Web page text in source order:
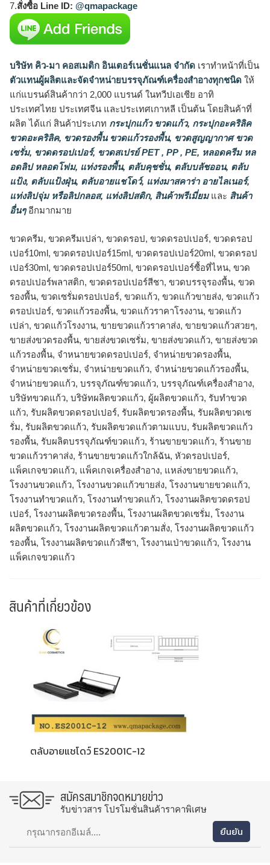
7.สั่งซื้อ Line ID: @qmapackage
บริษัท คิว-มา คอสเมติก อินเตอร์เนชั่นแนล จำกัด เราทำหน้าที่เป็น
ตัวแทนผู้ผลิตและจัดจำหน่ายบรรจุภัณฑ์เครื่องสำอางทุกชนิด ให้
แก่แบรนด์สินค้ากว่า 2,000 แบรนด์ ในทวีปเอเชีย อาทิ
ประเทศไทย ประเทศจีน และประเทศเกาหลี เป็นต้น โดยสินค้าที่
ผลิต ได้แก่ สินค้าประเภท กระปุกแก้ว ขวดแก้ว, กระปุกอะคริลิค
ขวดอะคริลิค, ขวดรองพื้น ขวดแก้วรองพื้น, ขวดสูญญากาศ ขวด
เซรั่ม, ขวดดรอปเปอร์, ขวดสเปรย์ PET , PP , PE, หลอดครีม หล
อดลิป หลอดโฟม, แท่งรองพื้น, ตลับคุชชั่น, ตลับบลัชออน, ตลับ
แป้ง, ตลับแป้งฝุ่น, ตลับอายแชโดว์, แท่งมาสคาร่า อายไลเนอร์,
แท่งลิปจุ่ม หรือลิปกลอส, แท่งลิปสติก, สินค้าพรีเมี่ยมและ สินค้า
อื่นๆอีกมากมาย
ขวดครีม, ขวดครีมเปล่า, ขวดดรอป, ขวดดรอปเปอร์, ขวดดรอป
เปอร์10ml, ขวดดรอปเปอร์15ml, ขวดดรอปเปอร์20ml, ขวดดรอป
เปอร์30ml, ขวดดรอปเปอร์50ml, ขวดดรอปเปอร์ซื้อที่ไหน, ขวด
ดรอปเปอร์พลาสติก, ขวดดรอปเปอร์สีชา, ขวดบรรจุรองพื้น, ขวด
รองพื้น, ขวดเซรั่มดรอปเปอร์, ขวดแก้ว, ขวดแก้วขายส่ง, ขวดแก้ว
ดรอปเปอร์, ขวดแก้วรองพื้น, ขวดแก้วราคาโรงงาน, ขวดแก้ว
เปล่า, ขวดแก้วโรงงาน, ขายขวดแก้วราคาส่ง, ขายขวดแก้วสวยๆ,
ขายส่งขวดรองพื้น, ขายส่งขวดเซรั่ม, ขายส่งขวดแก้ว, ขายส่งขวด
แก้วรองพื้น, จำหนายขวดดรอปเปอร์, จำหน่ายขวดรองพื้น,
จำหน่ายขวดเซรั่ม, จำหน่ายขวดแก้ว, จำหน่ายขวดแก้วรองพื้น,
จําหน่ายขวดแก้ว, บรรจุภัณฑ์ขวดแก้ว, บรรจุภัณฑ์เครื่องสำอาง,
บริษัทขวดแก้ว, บริษัทผลิตขวดแก้ว, ผู้ผลิตขวดแก้ว, รับทำขวด
แก้ว, รับผลิตขวดดรอปเปอร์, รับผลิตขวดรองพื้น, รับผลิตขวดเซ
รั่ม, รับผลิตขวดแก้ว, รับผลิตขวดแก้วตามแบบ, รับผลิตขวดแก้ว
รองพื้น, รับผลิตบรรจุภัณฑ์ขวดแก้ว, ร้านขายขวดแก้ว, ร้านขาย
ขวดแก้วราคาส่ง, ร้านขายขวดแก้วใกล้ฉัน, หัวดรอปเปอร์,
แพ็คเกจขวดแก้ว, แพ็คเกจเครื่องสำอาง, แหล่งขายขวดแก้ว,
โรงงานขวดแก้ว, โรงงานขวดแก้วขายส่ง, โรงงานขายขวดแก้ว,
โรงงานทำขวดแก้ว, โรงงานทําขวดแก้ว, โรงงานผลิตขวดดรอป
เปอร์, โรงงานผลิตขวดรองพื้น, โรงงานผลิตขวดเซรั่ม, โรงงาน
ผลิตขวดแก้ว, โรงงานผลิตขวดแก้วตามสั่ง, โรงงานผลิตขวดแก้ว
รองพื้น, โรงงานผลิตขวดแก้วสีชา, โรงงานเป่าขวดแก้ว, โรงงาน
แพ็คเกจขวดแก้ว
สินค้าที่เกี่ยวข้อง
ตลับอายแชโดว์ ES2001C-12
สมัครสมาชิกจดหมายข่าว
รับข่าวสาร โปรโมชั่นสินค้าราคาพิเศษ